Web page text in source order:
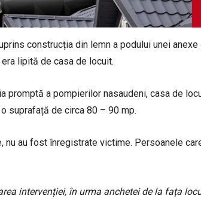
construcția din lemn a podului unei
lipită de casa de locuit.
promptă a pompierilor nasaudeni, casa de
suprafață de circa 80 – 90 mp.
nu au fost înregistrate victime. Persoanele
intervenției, în urma anchetei de la fața